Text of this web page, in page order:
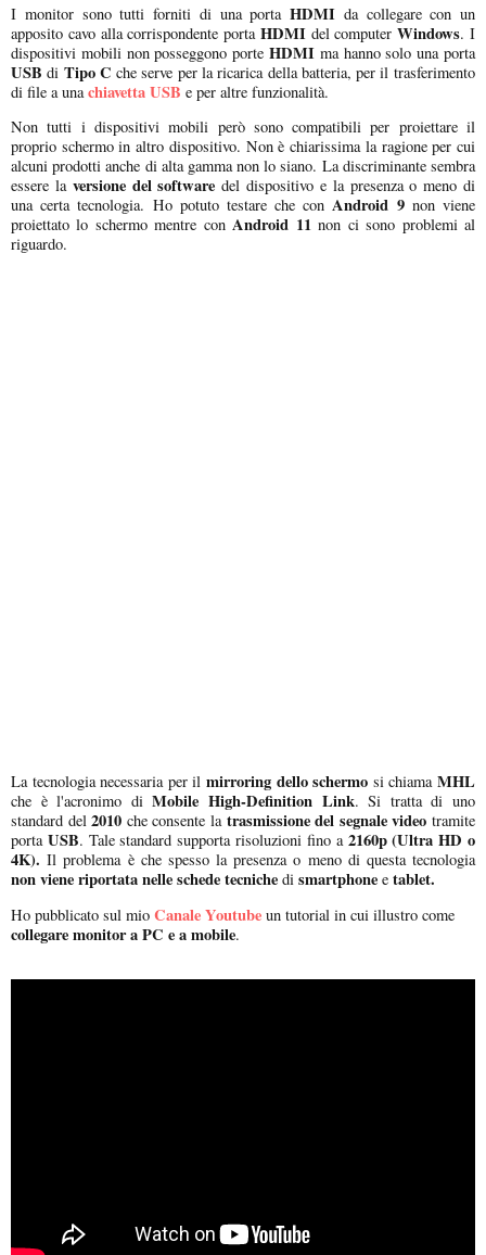
I monitor sono tutti forniti di una portaHDMI da collegare con un
apposito cavo alla corrispondente portaHDMIdel computerWindows. I
dispositivi mobili non posseggono porte HDMI ma hanno solo una porta
USBdi Tipo C che serve per la ricarica della batteria, per il trasferimento
di file a una chiavetta USB e per altre funzionalità.
Non tutti i dispositivi mobili però sono compatibili per proiettare il
proprio schermo in altro dispositivo. Non è chiarissima la ragione per cui
alcuni prodotti anche di alta gamma non lo siano. La discriminante sembra
essere la versione del software del dispositivo e la presenza o meno di
una certa tecnologia. Ho potuto testare che conAndroid 9non viene
proiettato lo schermo mentre conAndroid 11non ci sono problemi al
riguardo.
La tecnologia necessaria per il mirroring dello schermo si chiamaMHL
che è l'acronimo diMobile High-Definition Link. Si tratta di uno
standard del2010 che consente la trasmissione del segnale video tramite
portaUSB. Tale standard supporta risoluzioni fino a2160p (Ultra HD o
4K).Il problema è che spesso la presenza o meno di questa tecnologia
non viene riportata nelle schede tecniche di smartphone e tablet.
Ho pubblicato sul mio Canale Youtube un tutorial in cui illustro come
collegare monitor a PC e a mobile.